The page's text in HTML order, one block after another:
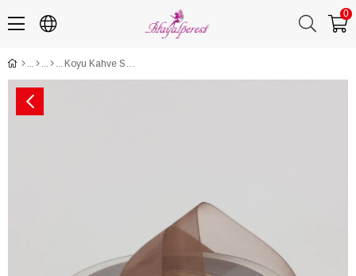
0
Koyu Kahve Su Yolu Kurdele 4 cm